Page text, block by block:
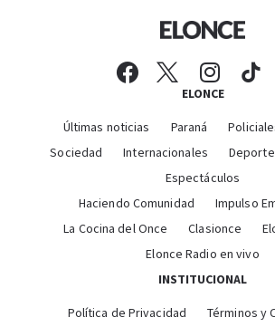
ELONCE
Últimas noticias Paraná
Sociedad
Internacionales
Espectáculos
Haciendo Comunidad
Impulso
La Cocina del Once
Clasionce
Elonce Radio en vivo
INSTITUCIONAL
Política de Privacidad
Términos y